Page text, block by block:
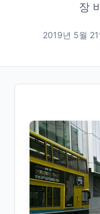
장
2019년 5월 21